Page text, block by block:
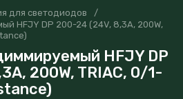
для светодиодов
/
HFJY DP 200-24 (24V, 8,3A, 200W,
HFJY DP
200W, TRIAC, 0/1-